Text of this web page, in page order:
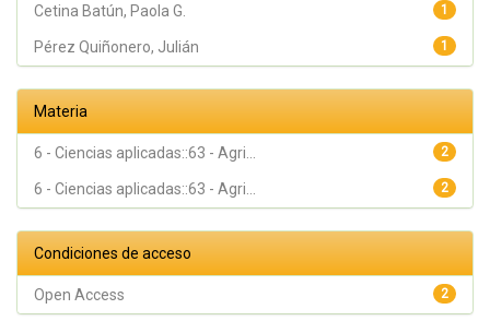
1
Cetina Batún, Paola G.
1
Pérez Quiñonero, Julián
Materia
2
6 - Ciencias aplicadas::63 - Agri...
2
6 - Ciencias aplicadas::63 - Agri...
Condiciones de acceso
2
Open Access